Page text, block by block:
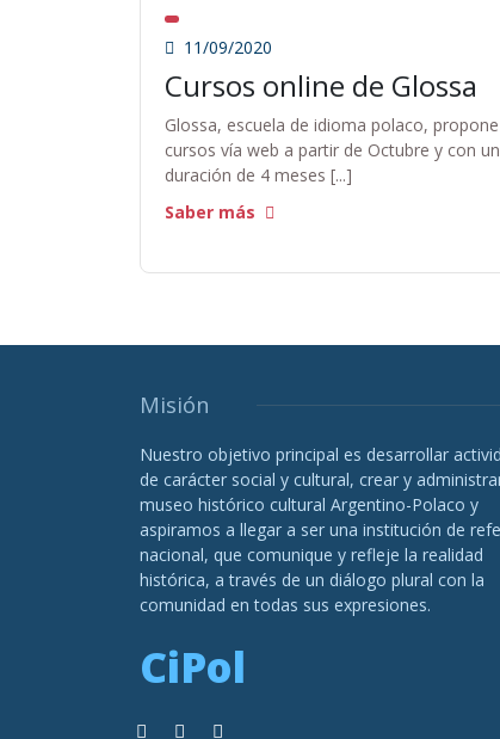
11/09/2020
Cursos online de Glossa
Glossa, escuela de idioma polaco, propone
cursos vía web a partir de Octubre y con
duración de 4 meses [...]
Saber más
Misión
Nuestro objetivo principal es desarrollar
de carácter social y cultural, crear y
museo histórico cultural Argentino-Polaco y
aspiramos a llegar a ser una institución de
nacional, que comunique y refleje la realidad
histórica, a través de un diálogo plural con la
comunidad en todas sus expresiones.
CiPol